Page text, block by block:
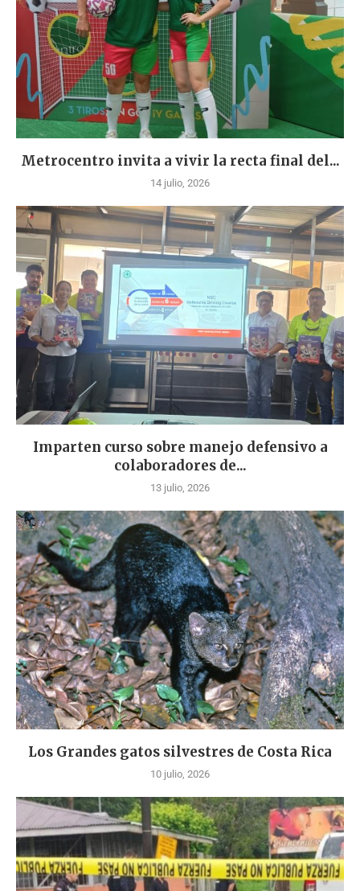
Metrocentro invita a vivir la recta final del...
14 julio, 2026
Imparten curso sobre manejo defensivo a
colaboradores de...
13 julio, 2026
Los Grandes gatos silvestres de Costa Rica
10 julio, 2026